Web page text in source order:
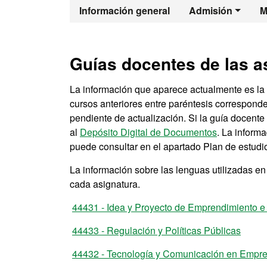
Información general Admisión
Máster
Guías docentes de las
La información que aparece actualmente es
cursos anteriores entre paréntesis
pendiente de actualización. Si la guía
al Depósito Digital de Documentos. La
puede consultar en el apartado Plan de
La información sobre las lenguas utilizadas
cada asignatura.
44431 - Idea y Proyecto de Emprendimiento
44433 - Regulación y Políticas Públicas
44432 - Tecnología y Comunicación en